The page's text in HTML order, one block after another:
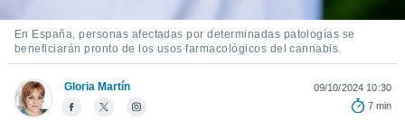
y análisis
en
como
perfil
En España, personas afectadas por determinadas patologías se
beneficiarán pronto de los usos farmacológicos del cannabis.
Gloria Martín
09/10/2024 10:30
7 min